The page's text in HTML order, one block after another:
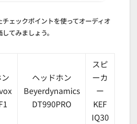
ェックポイントを使ってオーディオ
てみましょう。
ヘッドホン
Beyerdynamics
DT990PRO
スピ
ーカ
ー
KEF
IQ30